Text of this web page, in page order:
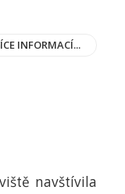
INFORMACÍ...
navštívila